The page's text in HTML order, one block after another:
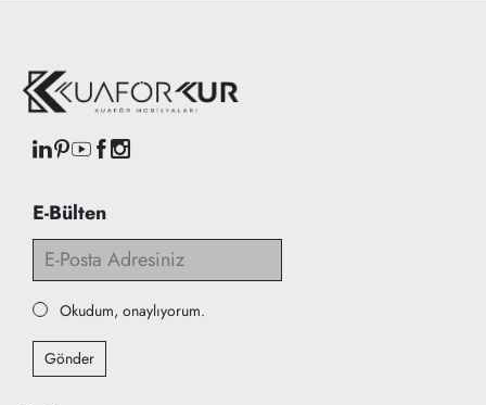
E-Bülten
Okudum, onaylıyorum.
Gönder